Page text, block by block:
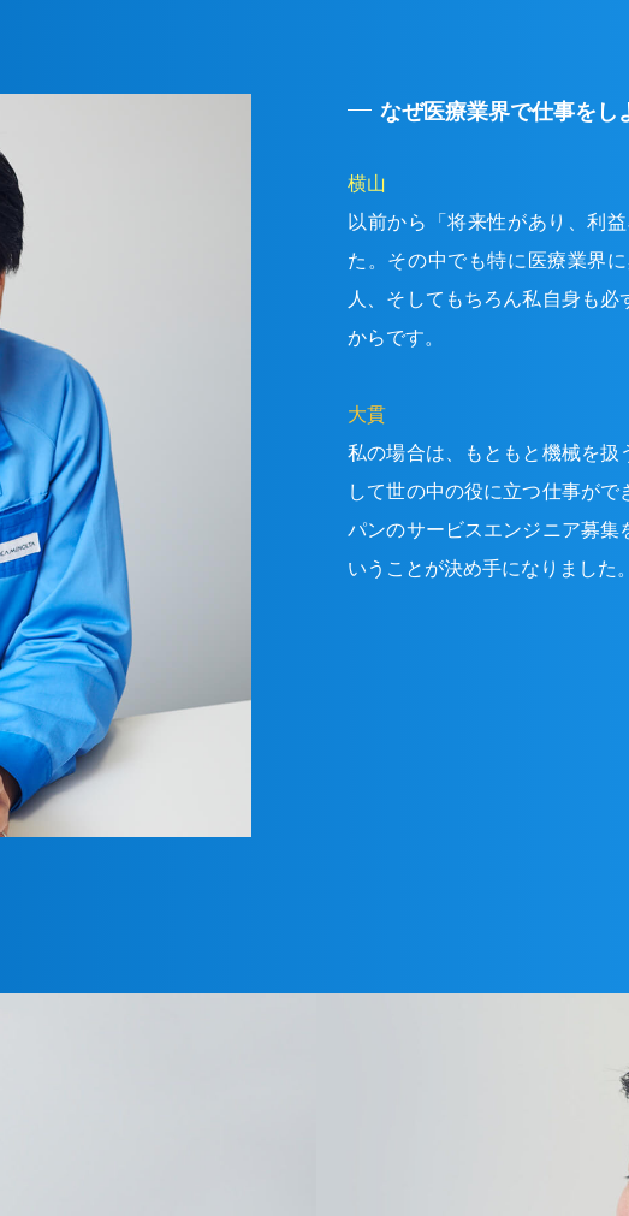
なぜ医療業界で仕事をし
横山
以前から「将来性があり、利
た。その中でも特に医療業界
人、そしてもちろん私自身も
からです。
大貫
私の場合は、もともと機械を
して世の中の役に立つ仕事が
パンのサービスエンジニア募集
いうことが決め手になりました。